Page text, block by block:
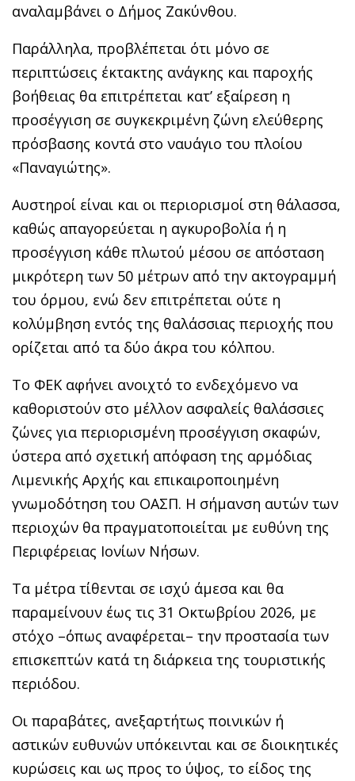
αναλαμβάνει ο Δήμος Ζακύνθου.
Παράλληλα, προβλέπεται ότι μόνο σε
περιπτώσεις έκτακτης ανάγκης και παροχής
βοήθειας θα επιτρέπεται κατ’ εξαίρεση η
προσέγγιση σε συγκεκριμένη ζώνη ελεύθερης
πρόσβασης κοντά στο ναυάγιο του πλοίου
«Παναγιώτης».
Αυστηροί είναι και οι περιορισμοί στη θάλασσα,
καθώς απαγορεύεται η αγκυροβολία ή η
προσέγγιση κάθε πλωτού μέσου σε απόσταση
μικρότερη των 50 μέτρων από την ακτογραμμή
του όρμου, ενώ δεν επιτρέπεται ούτε η
κολύμβηση εντός της θαλάσσιας περιοχής που
ορίζεται από τα δύο άκρα του κόλπου.
Το ΦΕΚ αφήνει ανοιχτό το ενδεχόμενο να
καθοριστούν στο μέλλον ασφαλείς θαλάσσιες
ζώνες για περιορισμένη προσέγγιση σκαφών,
ύστερα από σχετική απόφαση της αρμόδιας
Λιμενικής Αρχής και επικαιροποιημένη
γνωμοδότηση του ΟΑΣΠ. Η σήμανση αυτών των
περιοχών θα πραγματοποιείται με ευθύνη της
Περιφέρειας Ιονίων Νήσων.
Τα μέτρα τίθενται σε ισχύ άμεσα και θα
παραμείνουν έως τις 31 Οκτωβρίου 2026, με
στόχο –όπως αναφέρεται– την προστασία των
επισκεπτών κατά τη διάρκεια της τουριστικής
περιόδου.
Οι παραβάτες, ανεξαρτήτως ποινικών ή
αστικών ευθυνών υπόκεινται και σε διοικητικές
κυρώσεις και ως προς το ύψος, το είδος της